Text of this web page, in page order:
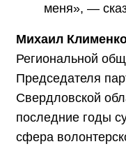
меня», —
Михаил
Региональной
Председателя
Свердловской
последние годы
сфера